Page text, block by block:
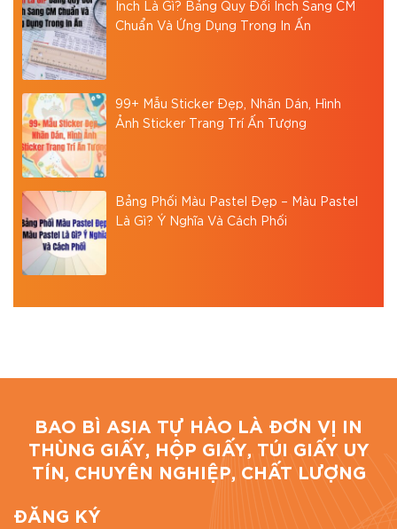
Inch Là Gì? Bảng Quy Đổi Inch Sang CM
Chuẩn Và Ứng Dụng Trong In Ấn
99+ Mẫu Sticker Đẹp, Nhãn Dán, Hình
Ảnh Sticker Trang Trí Ấn Tượng
Bảng Phối Màu Pastel Đẹp – Màu Pastel
Là Gì? Ý Nghĩa Và Cách Phối
BAO BÌ ASIA TỰ HÀO LÀ ĐƠN VỊ IN
THÙNG GIẤY, HỘP GIẤY, TÚI GIẤY UY
TÍN, CHUYÊN NGHIỆP, CHẤT LƯỢNG
ĐĂNG KÝ